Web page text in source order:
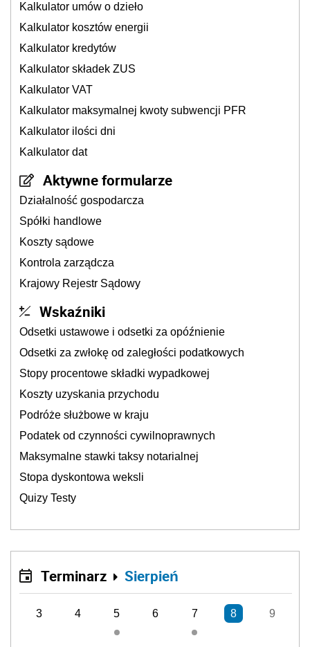
Kalkulator umów o dzieło
Kalkulator kosztów energii
Kalkulator kredytów
Kalkulator składek ZUS
Kalkulator VAT
Kalkulator maksymalnej kwoty subwencji PFR
Kalkulator ilości dni
Kalkulator dat
Aktywne formularze
Działalność gospodarcza
Spółki handlowe
Koszty sądowe
Kontrola zarządcza
Krajowy Rejestr Sądowy
Wskaźniki
Odsetki ustawowe i odsetki za opóźnienie
Odsetki za zwłokę od zaległości podatkowych
Stopy procentowe składki wypadkowej
Koszty uzyskania przychodu
Podróże służbowe w kraju
Podatek od czynności cywilnoprawnych
Maksymalne stawki taksy notarialnej
Stopa dyskontowa weksli
Quizy Testy
Terminarz Sierpień
3 4 5 6 7 8 9